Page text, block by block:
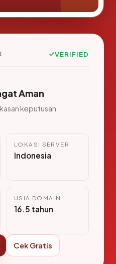
VERIFIED
Aman
keputusan
LOKASI SERVER
Indonesia
USIA DOMAIN
16.5 tahun
Cek Gratis